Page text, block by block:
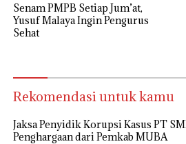
Senam PMPB Setiap Jum’at,
Yusuf Malaya Ingin Pengurus
Sehat
Rekomendasi untuk kamu
Jaksa Penyidik Korupsi Kasus PT
Penghargaan dari Pemkab MUBA